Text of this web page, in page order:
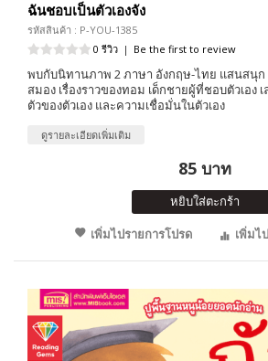
ฉันชอบเป็นตัวเองจัง
รหัสสินค้า : P-YOU-1385
0 รีวิว | Be the first to review
พบกับนิทานภาพ 2 ภาษา อังกฤษ-ไทย แสนสนุ
สมอง เรื่องราวของทอม เด็กชายผู้ที่ชอบตัวเอง
ตัวของตัวเอง และความเชื่อมั่นในตัวเอง
ดูรายละเอียดเพิ่มเติม
85 บาท
หยิบใส่ตะกร้า
เพิ่มไปรายการโปรด
เพิ่มไ